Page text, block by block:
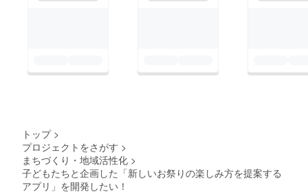
繋がりが深まり、地域
ひ、拡散をお願いしま
す。引き続き、応援の
ほど、よろしくお願い
トップ >
プロジェクトをさがす >
まちづくり・地域活性化 >
子どもたちと企画した「新しいお祭りの楽しみ方を提案する
アプリ」を開発したい！